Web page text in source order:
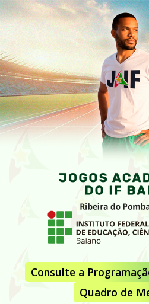
Consulte a
Quadro de